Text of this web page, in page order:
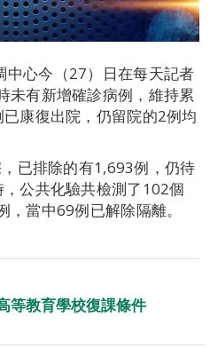
中心今（27）日在每天記者
未有新增確診病例，維持累
康復出院，仍留院的2例均
已排除的有1,693例，仍待
公共化驗共檢測了102個
當中69例已解除隔離。
等教育學校復課條件